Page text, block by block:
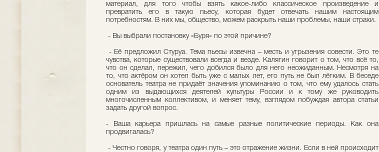
материал, для того чтобы взять какое-либо классическое произведение и
превратить его в такую пьесу, которая будет отвечать нашим настоящим
потребностям. В них мы, общество, можем раскрыть наши проблемы, наши страхи.
- Вы выбрали постановку «Буря» по этой причине?
- Её предложил Стуруа. Тема пьесы извечна – месть и угрызения совести. Это те
чувства, которые существовали всегда и везде. Калягин говорит о том, что всё то,
что он сделал, пережил, чего добился было для него неожиданным. Несмотря на
то, что актёром он хотел быть уже с малых лет, его путь не был лёгким. В беседе
основатель театра не придаёт значения упоминанию о том, что ему удалось стать
одним из выдающихся деятелей культуры России и к тому же руководить
многочисленным коллективом, и меняет тему, взглядом побуждая автора статьи
задать другой вопрос.
- Ваша карьера пришлась на самые разные политические периоды. Как она
продвигалась?
- Честно говоря, у театра один путь – это отражение жизни. Если в ней происходит